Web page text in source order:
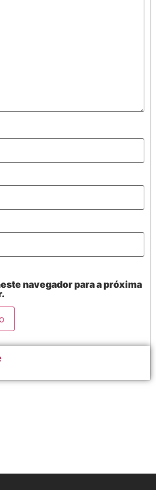
navegador para a próxima